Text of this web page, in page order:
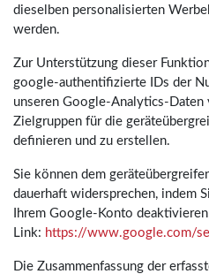
dieselben personalisierten
werden.
Zur Unterstützung dieser
google-authentifizierte IDs der
unseren Google-Analytics-Daten
Zielgruppen für die
definieren und zu erstellen.
Sie können dem
dauerhaft widersprechen, indem
Ihrem Google-Konto
Link: https://www.google.com/
Die Zusammenfassung der